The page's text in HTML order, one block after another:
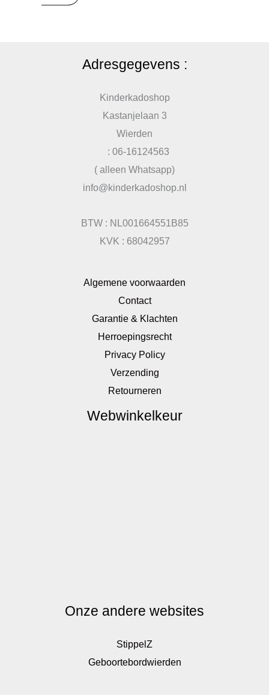
Adresgegevens :
Kinderkadoshop
Kastanjelaan 3
Wierden
: 06-16124563
( alleen Whatsapp)
info@kinderkadoshop.nl
BTW : NL001664551B85
KVK : 68042957
Algemene voorwaarden
Contact
Garantie & Klachten
Herroepingsrecht
Privacy Policy
Verzending
Retourneren
Webwinkelkeur
Onze andere websites
StippelZ
Geboortebordwierden